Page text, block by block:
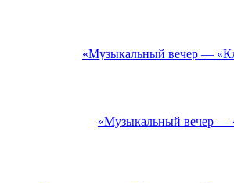
Музыкальный вечер —
Музыкальный вечер —